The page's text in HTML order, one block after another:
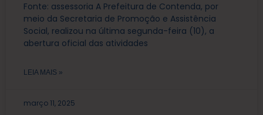
Fonte: assessoria A Prefeitura de Contenda, por
meio da Secretaria de Promoção e Assistência
Social, realizou na última segunda-feira (10), a
abertura oficial das atividades
LEIA MAIS »
março 11, 2025